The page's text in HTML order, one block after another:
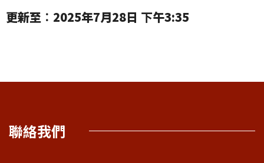
更新至︰ 2025年7月28日 下午3:35
聯絡我們